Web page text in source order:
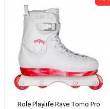
Role Playlife Rave Tomo Pro